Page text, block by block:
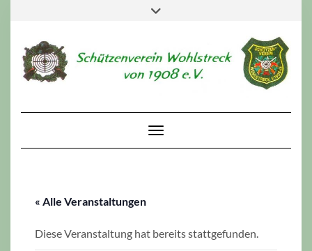
Toggle Navigation
« Alle Veranstaltungen
Diese Veranstaltung hat bereits stattgefunden.